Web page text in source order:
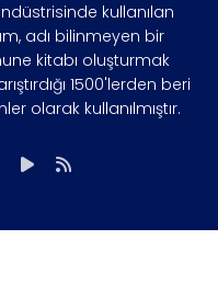
BLOG
kullanılan mıgır
/ ADANA
- 15:00
kullanılan
adı bilinmeyen bir
kitabı oluşturmak
1500'lerden beri
olarak kullanılmıştır.